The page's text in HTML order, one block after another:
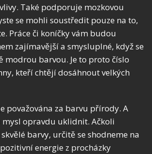
Také podporuje mozkovou
se mohli soustředit pouze na to,
Práce či koníčky vám budou
zajímavější a smysluplné, když se
modrou barvou. Je to proto číslo
kteří chtějí dosáhnout velkých
považována za barvu přírody. A
mysl opravdu uklidnit. Ačkoli
barvy, určitě se shodneme na
energie z procházky